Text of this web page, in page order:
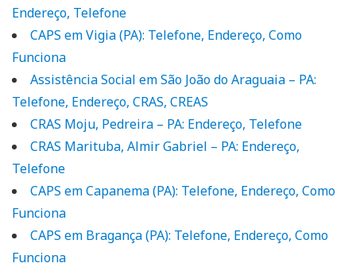
Endereço, Telefone
CAPS em Vigia (PA): Telefone, Endereço, Como
Funciona
Assistência Social em São João do Araguaia – PA:
Telefone, Endereço, CRAS, CREAS
CRAS Moju, Pedreira – PA: Endereço, Telefone
CRAS Marituba, Almir Gabriel – PA: Endereço,
Telefone
CAPS em Capanema (PA): Telefone, Endereço, Como
Funciona
CAPS em Bragança (PA): Telefone, Endereço, Como
Funciona